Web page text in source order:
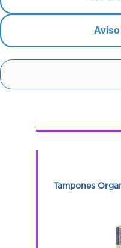
Aviso
Tampones